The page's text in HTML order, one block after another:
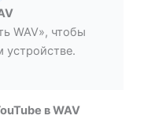
WAV», чтобы
устройстве.
в WAV